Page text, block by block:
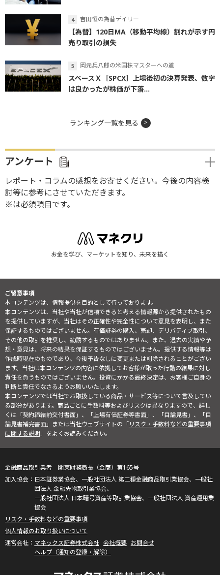
吉田恒の為替デイリー
【為替】120日MA（移動平均線）割れが示す円
売り取引の損失
岡元兵八郎の米国株マスターへの道
スペースＸ［SPCX］上場後初の決算発表、数字
は良かったが株価が下落...
ランキング一覧を見る
アンケート
レポート・コラムの感想をお寄せください。今後の内容検
討等に参考にさせていただきます。
※は必須項目です。
お金を学び、マーケットを知り、未来を描く
ご留意事項
本コンテンツは、情報提供を目的として行っております。
本コンテンツは、当社や当社が信頼できると考える情報源から提供されたもの
を提供していますが、当社はその正確性や完全性について意見を表明し、また
保証するものではございません。有価証券の購入、売却、デリバティブ取引、
その他の取引を推奨し、勧誘するものではありません。また、過去の実績や予
想・意見は、将来の結果を保証するものではございません。提供する情報等は
作成時現在のものであり、今後予告なしに変更または削除されることがござい
ます。当社は本コンテンツの内容に依拠してお客様が取った行動の結果に対し
責任を負うものではございません。投資にかかる最終決定は、お客様ご自身の
判断と責任でなさるようお願いいたします。
本コンテンツでは当社でお取扱している商品・サービス等について言及してい
る部分があります。商品ごとに手数料等およびリスクは異なりますので、詳し
くは「契約締結前交付書面」、「上場有価証券等書面」、「目論見書」、「目
論見書補完書面」または当社ウェブサイトの「リスク・手数料などの重要事項
に関する説明」をよくお読みください。
金融商品取引業者 関東財務局長（金商）第165号
日本証券業協会、一般社団法人 第二種金融商品取引業協会、一般社
団法人 金融先物取引業協会、
一般社団法人 日本暗号資産等取引業協会、一般社団法人 資産運用業
協会
リスク・手数料などの重要事項
個人情報のお取り扱いについて
マネックス証券株式会社 会社概要 お問合せ
ヘルプ（通知の登録・解除）